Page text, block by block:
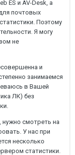
ES и AV-Desk, а
почтовых
Поэтому
Я могу
не
и
занимаемся
в Вашей
ЛК) без
нужно смотреть на
У нас при
несколько
статистики.